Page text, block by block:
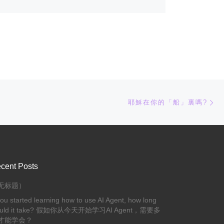
耶穌在你的「船」裏嗎?
Posts
标题）
started learning how to use AI Agent, how long
it take? 假如你从今天开始学习AI Agent，需要多
能学会？